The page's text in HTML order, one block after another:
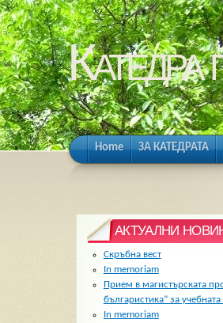
Катедра
Home ЗА КАТЕДРАТА
АКТУАЛНИ
Скръбна вест
In memoriam
Прием в магистърската
българистика” за
In memoriam